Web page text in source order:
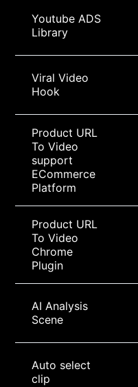
Youtube ADS
Library
Viral Video
Hook
Product URL
To Video
support
ECommerce
Platform
Product URL
To Video
Chrome
Plugin
AI Analysis
Scene
Auto select
clip